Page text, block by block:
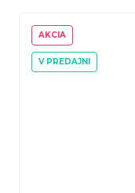
AKCIA
V PREDAJNI